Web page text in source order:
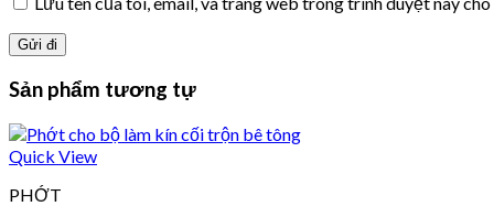
Sản phẩm tương tự
Quick View
PHỚT